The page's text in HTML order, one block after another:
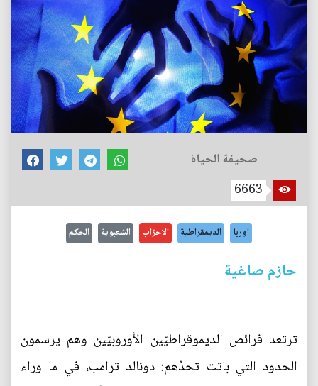
صحيفة الحياة
6663
اوربا الديمقراطية الاحزاب الشعبوية الحكم
حازم صاغية
ترتعد فرائص الديموقراطيّين الأوروبيّين وهم يرسمون
الحدود التي باتت تحدّهم: دونالد ترامب، في ما وراء